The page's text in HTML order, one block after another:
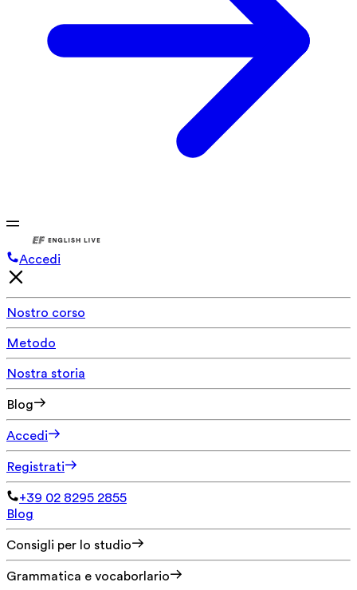
Accedi
Nostro corso
Metodo
Nostra storia
Blog
Accedi
Registrati
+39 02 8295 2855
Blog
Consigli per lo studio
Grammatica e vocaborlario